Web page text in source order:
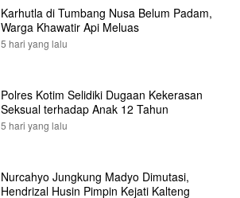
Karhutla di Tumbang Nusa Belum Padam,
Warga Khawatir Api Meluas
5 hari yang lalu
Polres Kotim Selidiki Dugaan Kekerasan
Seksual terhadap Anak 12 Tahun
5 hari yang lalu
Nurcahyo Jungkung Madyo Dimutasi,
Hendrizal Husin Pimpin Kejati Kalteng